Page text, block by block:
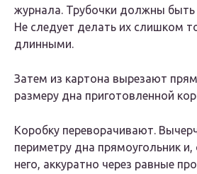
журнала. Трубочки должны
Не следует делать их слишком
длинными.
Затем из картона вырезают
размеру дна приготовленной
Коробку переворачивают.
периметру дна прямоугольник и,
него, аккуратно через равные